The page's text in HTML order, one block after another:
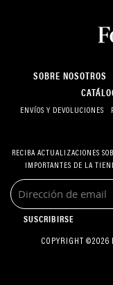
SOBRE NOSOTROS
ENVÍOS Y DEVOLUCIONES
RECIBA ACTUALIZACIONES
IMPORTANTES DE LA
SUSCRIBIRSE
COPYRIGHT ©2026